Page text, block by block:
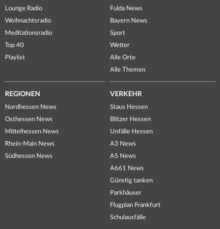
Lounge Radio
Weihnachtsradio
Meditationsradio
Top 40
Playlist
Fulda News
Bayern News
Sport
Wetter
Alle Orte
Alle Themen
REGIONEN
Nordhessen News
Osthessen News
Mittelhessen News
Rhein-Main News
Südhessen News
VERKEHR
Staus Hessen
Blitzer Hessen
Unfälle Hessen
A3 News
A5 News
A661 News
Günstig tanken
Parkhäuser
Flugplan Frankfurt
Schulausfälle